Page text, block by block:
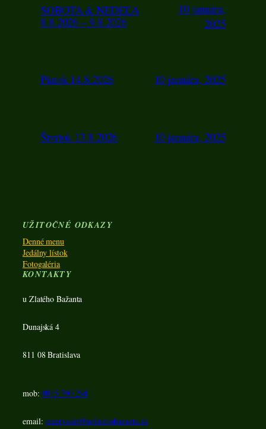
SOBOTA & NEDEĽA
8.8.2026 – 9.8.2026
10 januára,
2025
Piatok 14.8.2026 10 januára, 2025
Štvrtok 13.8.2026 10 januára, 2025
UŽITOČNÉ ODKAZY
Denné menu
Jedálny lístok
Fotogaléria
KONTAKTY
u Zlatého Bažanta
Dunajská 4
811 08 Bratislava
mob: 0915 790 294
email:rezervacie@uzlatehobazanta.sk